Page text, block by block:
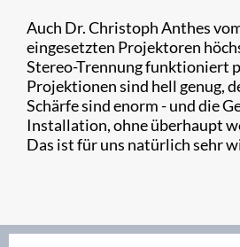
Auch Dr. Christoph Anthes
eingesetzten Projektoren
Stereo-Trennung funktioniert
Projektionen sind hell genug,
Schärfe sind enorm - und die
Installation, ohne überhaupt
Das ist für uns natürlich sehr